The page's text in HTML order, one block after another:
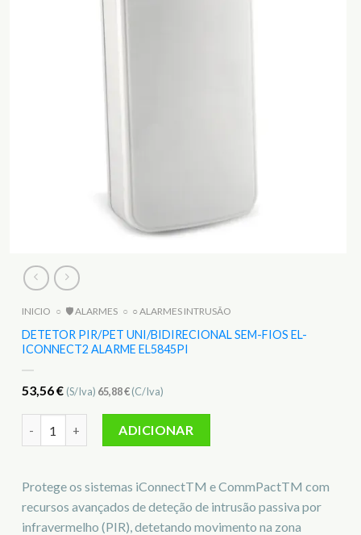
INICIO ○ 🛡️ ALARMES ○ ○ ALARMES INTRUSÃO
DETETOR PIR/PET UNI/BIDIRECIONAL SEM-FIOS EL-
ICONNECT2 ALARME EL5845PI
53,56€ (S/Iva) 65,88€(C/Iva)
ADICIONAR
Protege os sistemas iConnectTM e CommPactTM com
recursos avançados de deteção de intrusão passiva por
infravermelho (PIR), detetando movimento na zona